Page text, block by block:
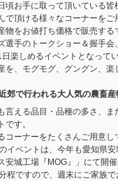
頃お手に取って頂いている皆
で頂ける様々なコーナーをご
物をお値打ち価格で販売する
選手のトークショー＆握手会
楽しめるイベントとなってい
を、モグモグ、グングン、楽
郊で行われる大人気の農畜産
言える品目・品種の多さ、ま
す。
コーナーをたくさんご用意し
イベントは、今年も愛知県
安城工場『MOG』」にて開
程ですので、週末にご家族